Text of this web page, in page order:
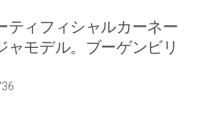
ティフィシャルカーネー
ャモデル。ブーゲンビリ